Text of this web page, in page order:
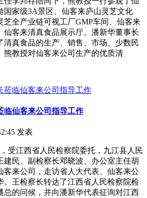
国家级3A景区、仙客来庐山灵芝文化
芝全产业链可视工厂GMP车间、仙客来
仙客来清真食品展示厅。潘新华董事长
清真食品的生产、销售、市场、少数民
熊教授对仙客来公司生产的优质清
临仙客来公司指导工作
发表
受江西省人民检察院委托，九江县人民
建民、副检察长邓晓波、办公室主任胡
客来公司，走访省人大代表、仙客来公
。王检察长转达了江西省人民检察院检
总的问候，并向潘新华代表征询对江西